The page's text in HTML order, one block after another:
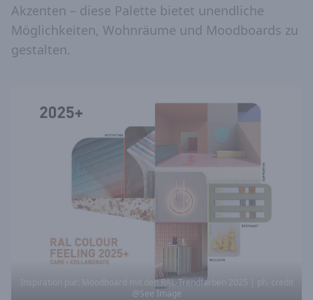
Akzenten – diese Palette bietet unendliche
Möglichkeiten, Wohnräume und Moodboards zu
gestalten.
Inspiration pur: Moodboard mit den RAL-Trendfarben 2025 | ph. credit
@See Image